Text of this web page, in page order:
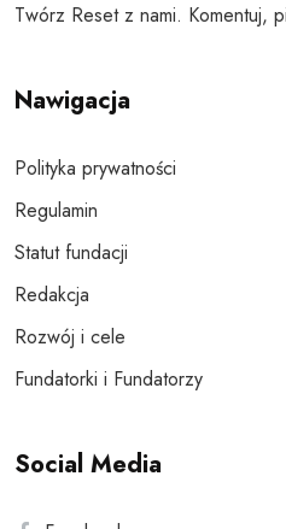
Twórz Reset z nami. Komentuj,
Nawigacja
Polityka prywatności
Regulamin
Statut fundacji
Redakcja
Rozwój i cele
Fundatorki i Fundatorzy
Social Media